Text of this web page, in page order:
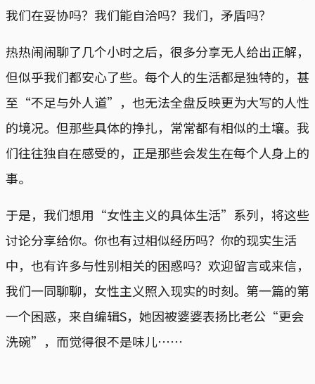
我们在妥协吗？我们能自洽吗？我们，矛盾吗？
热热闹闹聊了几个小时之后，很多分享无人给出正解，
但似乎我们都安心了些。每个人的生活都是独特的，甚
至“不足与外人道”，也无法全盘反映更为大写的人性
的境况。但那些具体的挣扎，常常都有相似的土壤。我
们往往独自在感受的，正是那些会发生在每个人身上的
事。
于是，我们想用“女性主义的具体生活”系列，将这些
讨论分享给你。你也有过相似经历吗？你的现实生活
中，也有许多与性别相关的困惑吗？欢迎留言或来信，
我们一同聊聊，女性主义照入现实的时刻。第一篇的第
一个困惑，来自编辑S，她因被婆婆表扬比老公“更会
洗碗”，而觉得很不是味儿⋯⋯